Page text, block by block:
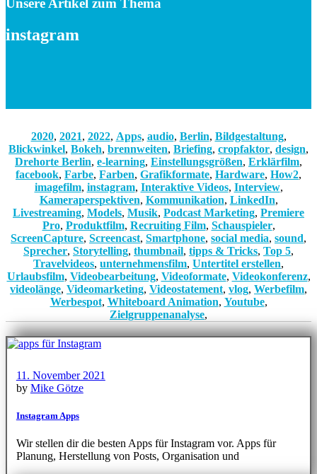
Unsere Artikel zum Thema
instagram
2020, 2021, 2022, Apps, audio, Berlin, Bildgestaltung,
Blickwinkel, Bokeh, brennweiten, Briefing, cropfaktor, design,
Drehorte Berlin, e-learning, Einstellungsgrößen, Erklärfilm,
facebook, Farbe, Farben, Grafikformate, Hardware, How2,
imagefilm, instagram, Interaktive Videos, Interview,
Kameraperspektiven, Kommunikation, LinkedIn,
Livestreaming, Models, Musik, Podcast Marketing, Premiere
Pro, Produktfilm, Recruiting Film, Schauspieler,
ScreenCapture, Screencast, Smartphone, social media, sound,
Sprecher, Storytelling, thumbnail, tipps & Tricks, Top 5,
Travelvideos, unternehmensfilm, Untertitel erstellen,
Urlaubsfilm, Videobearbeitung, Videoformate, Videokonferenz,
videolänge, Videomarketing, Videostatement, vlog, Werbefilm,
Werbespot, Whiteboard Animation, Youtube,
Zielgruppenanalyse,
11. November 2021
by Mike Götze
Instagram Apps
Wir stellen dir die besten Apps für Instagram vor. Apps für
Planung, Herstellung von Posts, Organisation und